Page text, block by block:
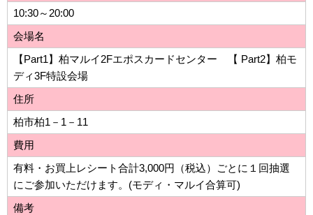
10:30～20:00
会場名
【Part1】柏マルイ2Fエポスカードセンター 【 Part2】柏モ
ディ3F特設会場
住所
柏市柏1－1－11
費用
有料・お買上レシート合計3,000円（税込）ごとに１回抽選
にご参加いただけます。(モディ・マルイ合算可)
備考